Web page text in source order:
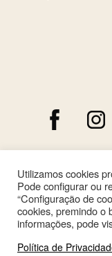
Utilizamos cookies
Pode configurar ou
“Configuração de
cookies, premindo o
informações, pode
Política de